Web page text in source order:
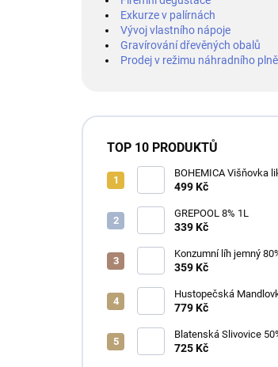
Exkurze v palírnách
Vývoj vlastního nápoje
Gravírování dřevěných obalů
Prodej v režimu náhradního
TOP 10 PRODUKTŮ
BOHEMICA Višňovka
25% 0,7L
499 Kč
GREPOOL 8% 1L
339 Kč
Konzumní líh jemný
359 Kč
Hustopečská
1L
779 Kč
Blatenská Slivovice
725 Kč